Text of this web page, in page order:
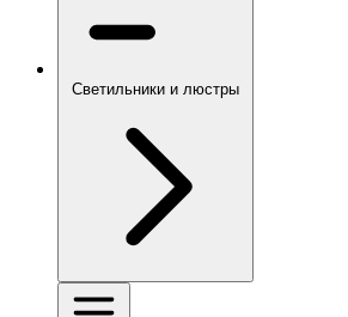
Светильники и люстры